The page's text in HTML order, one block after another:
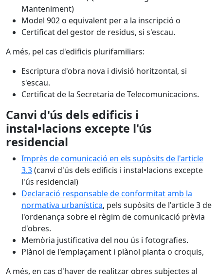
Manteniment)
Model 902 o equivalent per a la inscripció o
Certificat del gestor de residus, si s'escau.
A més, pel cas d'edificis plurifamiliars:
Escriptura d'obra nova i divisió horitzontal, si
s'escau.
Certificat de la Secretaria de Telecomunicacions.
Canvi d'ús dels edificis i
instal•lacions excepte l'ús
residencial
Imprès de comunicació en els supòsits de l'article
3.3(canvi d'ús dels edificis i instal•lacions excepte
l'ús residencial)
Declaració responsable de conformitat amb la
normativa urbanística, pels supòsits de l'article 3 de
l'ordenança sobre el règim de comunicació prèvia
d'obres.
Memòria justificativa del nou ús i fotografies.
Plànol de l'emplaçament i plànol planta o croquis,
A més, en cas d'haver de realitzar obres subjectes al